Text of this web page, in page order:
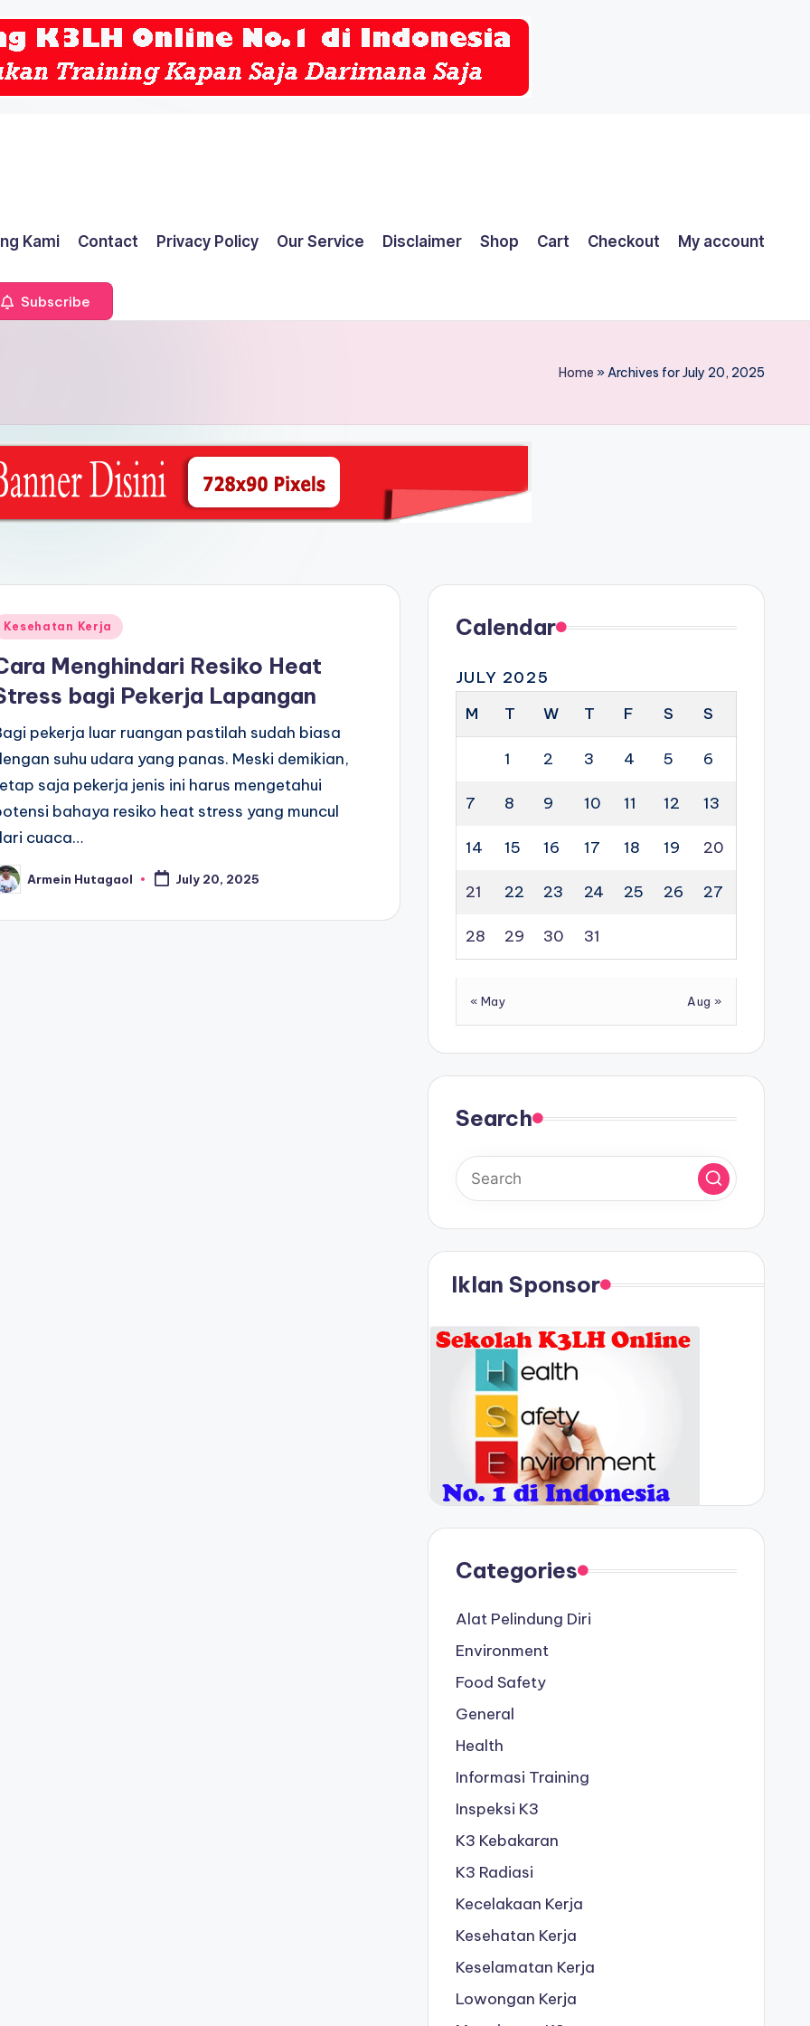
Kami Contact Privacy Policy Our Service Disclaimer Shop Cart Checkout My account
Subscribe
Home »Archives for July 20, 2025
Kesehatan Kerja
Menghindari Resiko Heat
bagi Pekerja Lapangan
pekerja luar ruangan pastilah sudah biasa
suhu udara yang panas. Meski demikian,
saja pekerja jenis ini harus mengetahui
bahaya resiko heat stress yang muncul
cuaca…
Armein Hutagaol July 20, 2025
Calendar
JULY 2025
M
T W T F S S
1 2 3 4 5 6
7 8 9 10 11 12 13
14 15 16 17 18 19 20
21 22 23 24 25 26 27
28 29 30 31
« May Aug »
Search
Iklan Sponsor
Categories
Alat Pelindung Diri
Environment
Food Safety
General
Health
Informasi Training
Inspeksi K3
K3 Kebakaran
K3 Radiasi
Kecelakaan Kerja
Kesehatan Kerja
Keselamatan Kerja
Lowongan Kerja